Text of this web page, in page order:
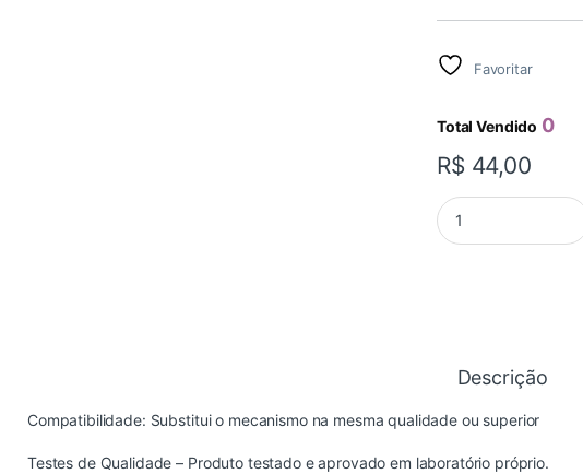
Favoritar
Total Vendido 0
R$ 44,00
RETENTOR EIXO
Descrição
Compatibilidade: Substitui o mecanismo na mesma qualidade ou superior
Testes de Qualidade – Produto testado e aprovado em laboratório próprio.